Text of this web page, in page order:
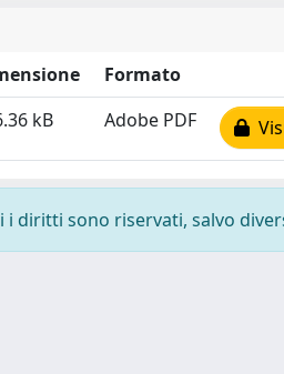
Formato
kB Adobe PDF
diritti sono riservati, salvo